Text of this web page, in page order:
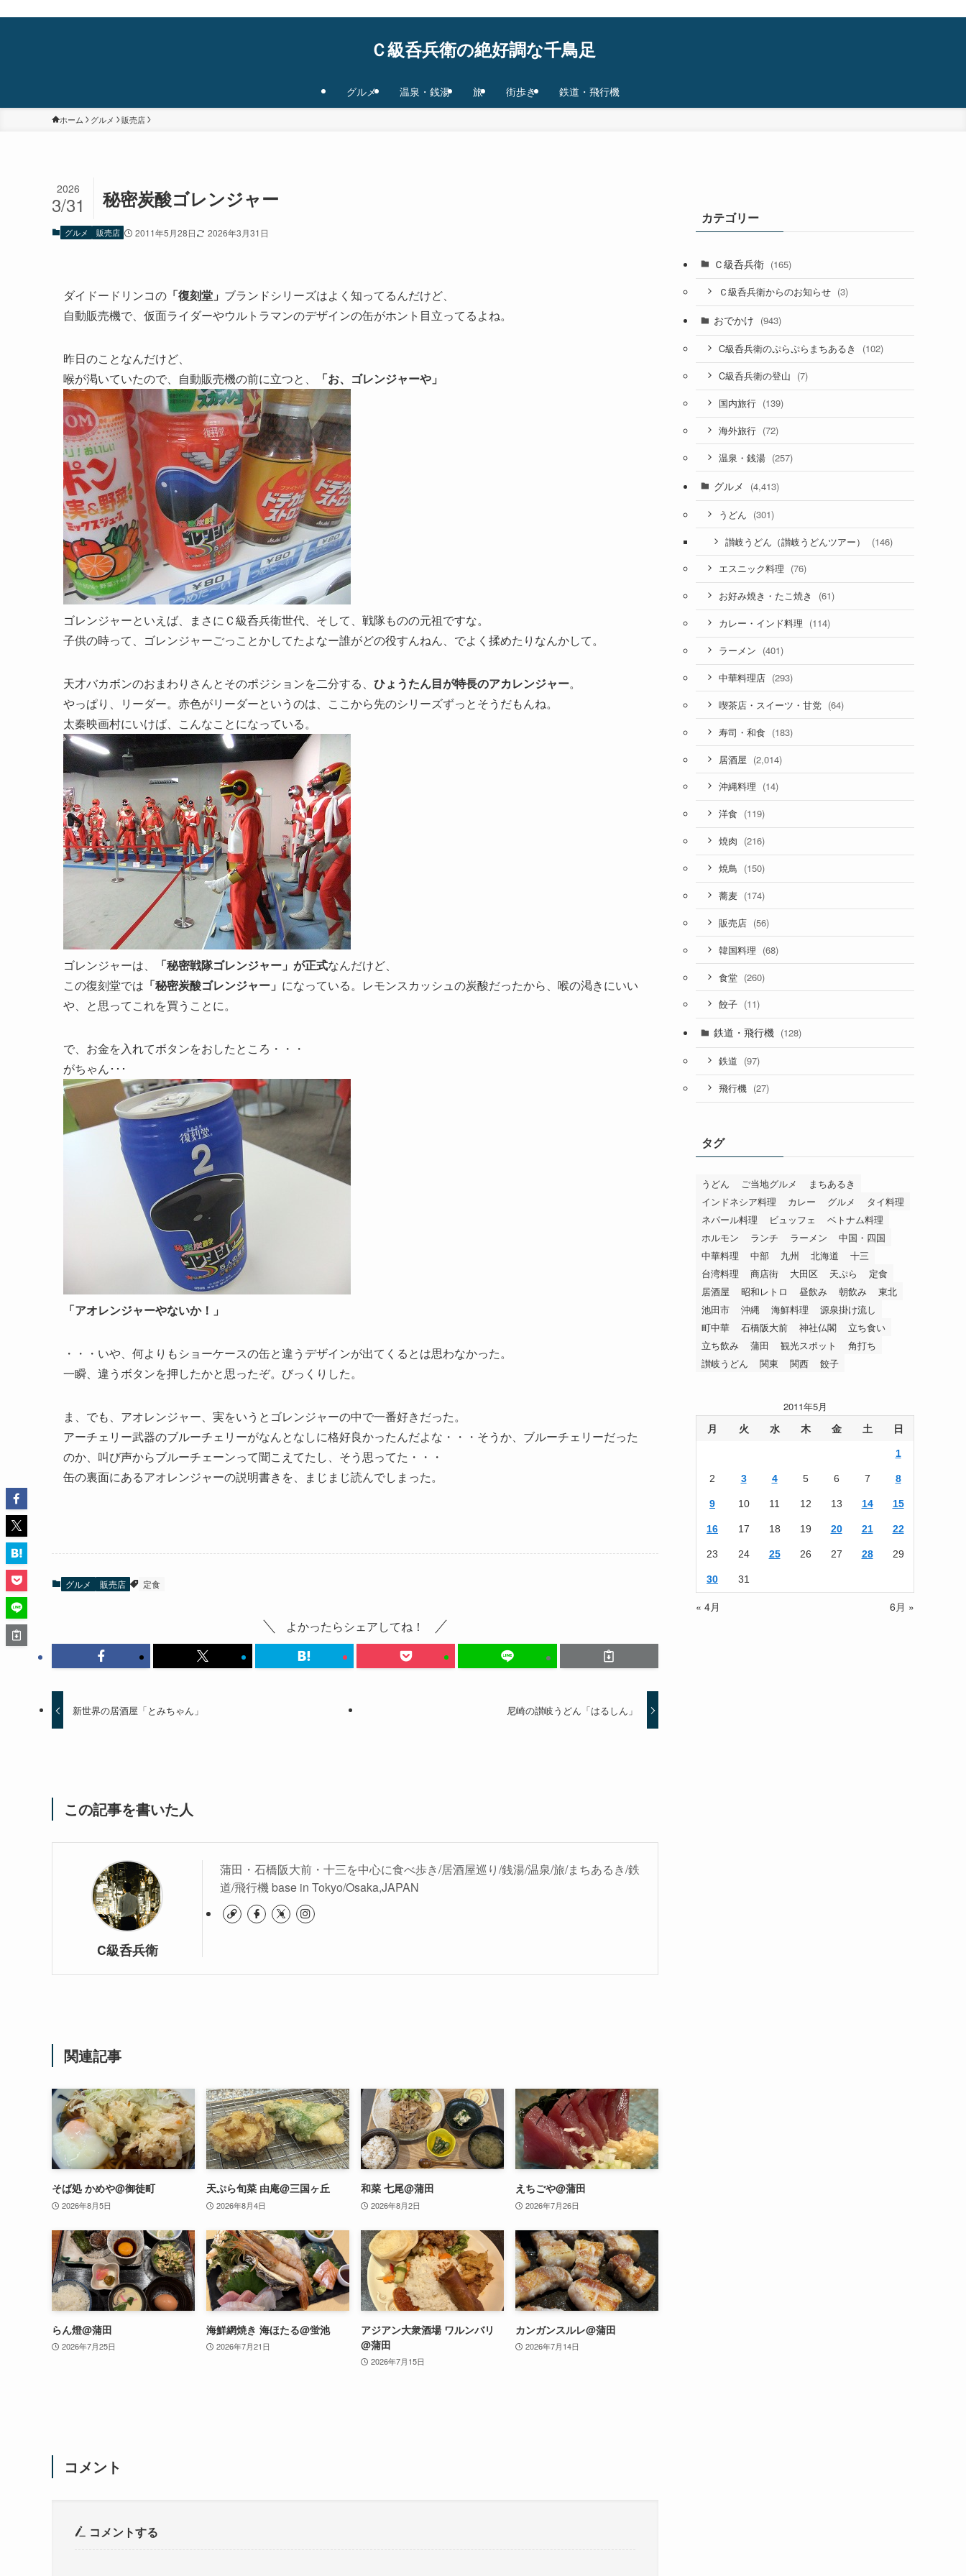
Ｃ級呑兵衛の絶好調な千鳥足
グルメ 温泉・銭湯 旅 街歩き 鉄道・飛行機
ホーム グルメ 販売店
秘密炭酸ゴレンジャー
2026
3/31
グルメ 販売店 2011年5月28日 2026年3月31日
ダイドードリンコの 「復刻堂」 ブランドシリーズはよく知ってるんだけど、
自動販売機で、仮面ライダーやウルトラマンのデザインの缶がホント目立ってるよね。
昨日のことなんだけど、
喉が渇いていたので、自動販売機の前に立つと、
「お、ゴレンジャーや」
ゴレンジャーといえば、まさにＣ級呑兵衛世代、そして、戦隊ものの元祖ですな。
子供の時って、ゴレンジャーごっことかしてたよなー誰がどの役すんねん、でよく揉めたりなんかして。
天才バカボンのおまわりさんとそのポジションを二分する、 ひょうたん目が特長のアカレンジャー。
やっぱり、リーダー。赤色がリーダーというのは、ここから先のシリーズずっとそうだもんね。
太秦映画村にいけば、こんなことになっている。
ゴレンジャーは、 「秘密戦隊ゴレンジャー」が正式なんだけど、
この復刻堂では 「秘密炭酸ゴレンジャー」 になっている。レモンスカッシュの炭酸だったから、喉の渇きにいい
や、と思ってこれを買うことに。
で、お金を入れてボタンをおしたところ・・・
がちゃん･･･
「アオレンジャーやないか！」
・・・いや、何よりもショーケースの缶と違うデザインが出てくるとは思わなかった。
一瞬、違うボタンを押したかと思ったぞ。びっくりした。
ま、でも、アオレンジャー、実をいうとゴレンジャーの中で一番好きだった。
アーチェリー武器のブルーチェリーがなんとなしに格好良かったんだよな・・・そうか、ブルーチェリーだった
のか、叫び声からブルーチェーンって聞こえてたし、そう思ってた・・・
缶の裏面にあるアオレンジャーの説明書きを、まじまじ読んでしまった。
グルメ 販売店 定食
よかったらシェアしてね！
新世界の居酒屋「とみちゃん」 尼崎の讃岐うどん「はるしん」
この記事を書いた人
C級呑兵衛
蒲田・石橋阪大前・十三を中心に食べ歩き/居酒屋巡り/銭湯/温泉/旅/まちあるき/鉄
道/飛行機 base in Tokyo/Osaka,JAPAN
関連記事
そば処 かめや@御徒町
2026年8月5日
天ぷら旬菜 由庵@三国ヶ丘
2026年8月4日
和菜 七尾@蒲田
2026年8月2日
えちごや@蒲田
2026年7月26日
らん燈@蒲田
2026年7月25日
海鮮網焼き 海ほたる@蛍池
2026年7月21日
アジアン大衆酒場 ワルンバリ
@蒲田
2026年7月15日
カンガンスルレ@蒲田
2026年7月14日
コメント
コメントする
カテゴリー
Ｃ級呑兵衛 (165)
Ｃ級呑兵衛からのお知らせ (3)
おでかけ (943)
C級呑兵衛のぷらぷらまちあるき (102)
C級呑兵衛の登山 (7)
国内旅行 (139)
海外旅行 (72)
温泉・銭湯 (257)
グルメ (4,413)
うどん (301)
讃岐うどん（讃岐うどんツアー） (146)
エスニック料理 (76)
お好み焼き・たこ焼き (61)
カレー・インド料理 (114)
ラーメン (401)
中華料理店 (293)
喫茶店・スイーツ・甘党 (64)
寿司・和食 (183)
居酒屋 (2,014)
沖縄料理 (14)
洋食 (119)
焼肉 (216)
焼鳥 (150)
蕎麦 (174)
販売店 (56)
韓国料理 (68)
食堂 (260)
餃子 (11)
鉄道・飛行機 (128)
鉄道 (97)
飛行機 (27)
タグ
うどん ご当地グルメ
まちあるき
インドネシア料理
カレー グルメ
タイ料理
ネパール料理
ビュッフェ
ベトナム料理
ホルモン
ランチ ラーメン
中国・四国
中華料理
中部 九州 北海道
十三
台湾料理
商店街 大田区 天ぷら
定食
居酒屋
昭和レトロ 昼飲み 朝飲み
東北
池田市
沖縄 海鮮料理
源泉掛け流し
町中華
石橋阪大前 神社仏閣
立ち食い
立ち飲み
蒲田 観光スポット
角打ち
讃岐うどん
関東 関西 餃子
2011年5月
月 火 水 木 金 土 日
1
2 3 4 5 6 7 8
9 10 11 12 13 14 15
16 17 18 19 20 21 22
23 24 25 26 27 28 29
30 31
« 4月 6月 »